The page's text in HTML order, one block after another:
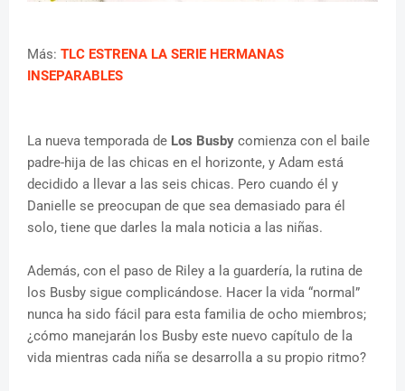
Más: TLC ESTRENA LA SERIE HERMANAS
INSEPARABLES
La nueva temporada de Los Busby comienza con el baile
padre-hija de las chicas en el horizonte, y Adam está
decidido a llevar a las seis chicas. Pero cuando él y
Danielle se preocupan de que sea demasiado para él
solo, tiene que darles la mala noticia a las niñas.
Además, con el paso de Riley a la guardería, la rutina de
los Busby sigue complicándose. Hacer la vida “normal”
nunca ha sido fácil para esta familia de ocho miembros;
¿cómo manejarán los Busby este nuevo capítulo de la
vida mientras cada niña se desarrolla a su propio ritmo?